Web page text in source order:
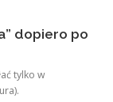
dopiero po
tylko w